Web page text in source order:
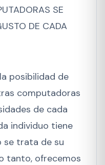
SE
DE CADA
posibilidad de
computadoras
de cada
individuo tiene
se trata de su
tanto, ofrecemos